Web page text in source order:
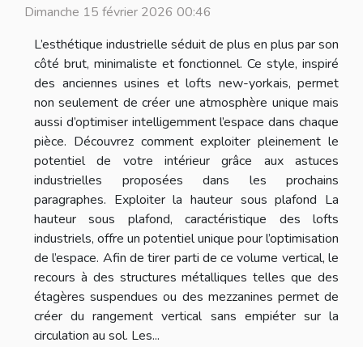
Dimanche 15 février 2026 00:46
L’esthétique industrielle séduit de plus en plus par son
côté brut, minimaliste et fonctionnel. Ce style, inspiré
des anciennes usines et lofts new-yorkais, permet
non seulement de créer une atmosphère unique mais
aussi d’optimiser intelligemment l’espace dans chaque
pièce. Découvrez comment exploiter pleinement le
potentiel de votre intérieur grâce aux astuces
industrielles proposées dans les prochains
paragraphes. Exploiter la hauteur sous plafond La
hauteur sous plafond, caractéristique des lofts
industriels, offre un potentiel unique pour l’optimisation
de l’espace. Afin de tirer parti de ce volume vertical, le
recours à des structures métalliques telles que des
étagères suspendues ou des mezzanines permet de
créer du rangement vertical sans empiéter sur la
circulation au sol. Les...